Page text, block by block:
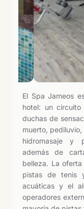
El Spa Jameos
hotel: un
duchas de
muerto,
hidromasaje y
además de
belleza. La
pistas de tenis
acuáticas y el
operadores